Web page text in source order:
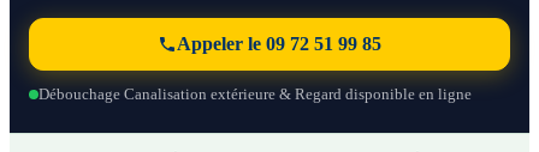
Appeler le 09 72 51 99 85
Débouchage Canalisation extérieure & Regard disponible en ligne